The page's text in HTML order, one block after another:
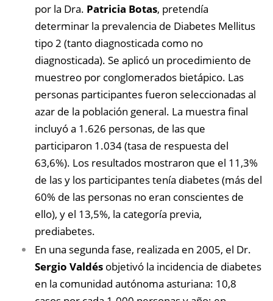
por la Dra. Patricia Botas, pretendía
determinar la prevalencia de Diabetes Mellitus
tipo 2 (tanto diagnosticada como no
diagnosticada). Se aplicó un procedimiento de
muestreo por conglomerados bietápico. Las
personas participantes fueron seleccionadas al
azar de la población general. La muestra final
incluyó a 1.626 personas, de las que
participaron 1.034 (tasa de respuesta del
63,6%). Los resultados mostraron que el 11,3%
de las y los participantes tenía diabetes (más del
60% de las personas no eran conscientes de
ello), y el 13,5%, la categoría previa,
prediabetes.
En una segunda fase, realizada en 2005, el Dr.
Sergio Valdés objetivó la incidencia de diabetes
en la comunidad autónoma asturiana: 10,8